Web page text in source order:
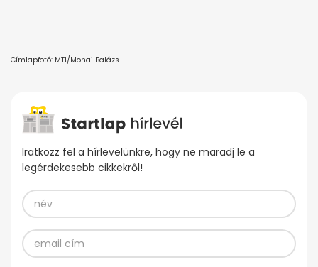
Címlapfotó: MTI/Mohai Balázs
Iratkozz fel a hírlevelünkre, hogy ne maradj le a
legérdekesebb cikkekről!